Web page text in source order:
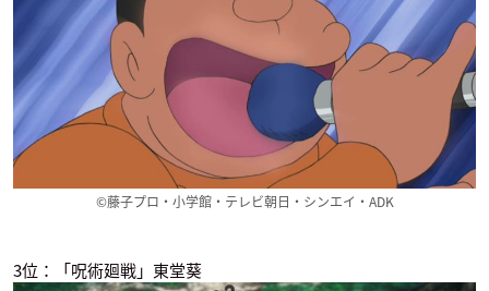
ゾイドワイルド
3月のライオン 第2シ
リーズ
松本一砂
ROBOMATERS THE
ANIMATED SERIES
リー
©藤子プロ・小学館・テレビ朝日・シンエイ・ADK
3位：「呪術廻戦」東堂葵